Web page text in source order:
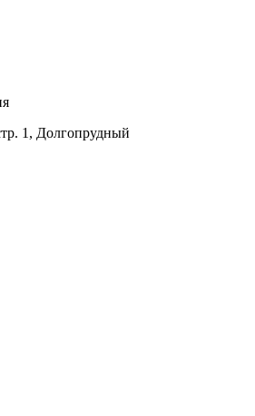
1, Долгопрудный